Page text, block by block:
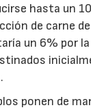
hasta un
de carne
un 6% por
ponen de